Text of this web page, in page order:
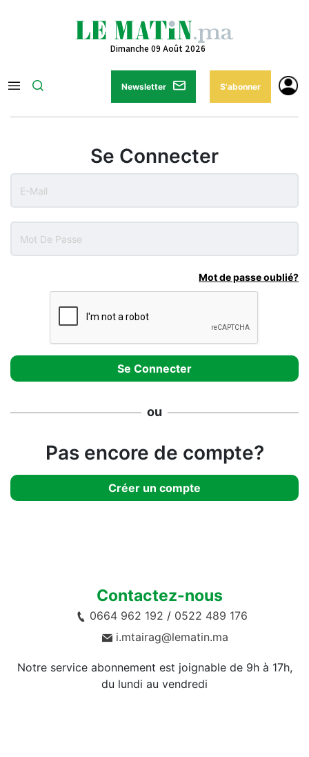
Dimanche 09 Août 2026
Newsletter S'abonner
Se Connecter
Mot de passe oublié?
ou
Pas encore de compte?
Créer un compte
Contactez-nous
0664 962 192 / 0522 489 176
i.mtairag@lematin.ma
Notre service abonnement est joignable de 9h à 17h,
du lundi au vendredi